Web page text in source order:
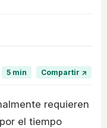
5 min
Compartir ↗
requieren
el tiempo